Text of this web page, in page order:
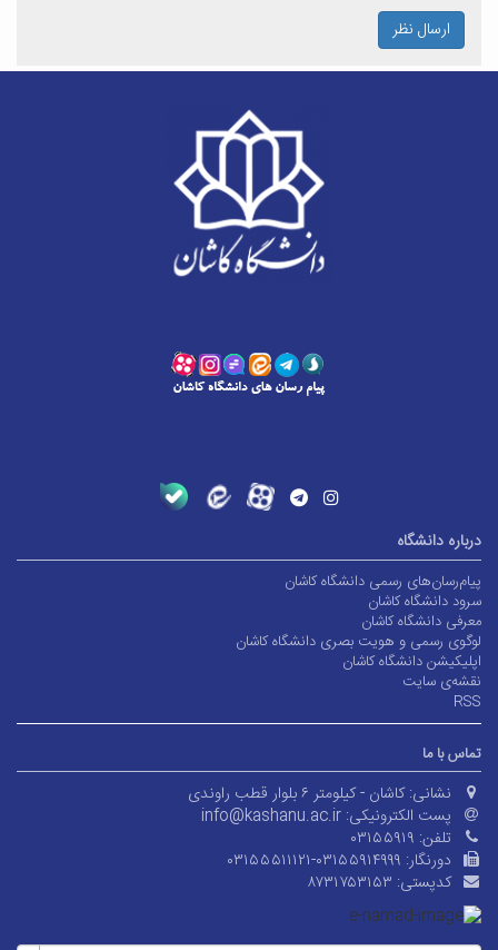
ارسال نظر
درباره دانشگاه
پیام‌رسان‌های رسمی دانشگاه کاشان
سرود دانشگاه کاشان
معرفی دانشگاه کاشان
لوگوی رسمی و هویت بصری دانشگاه کاشان
اپلیکیشن دانشگاه کاشان
نقشه‌ی سایت
RSS
تماس با ما
نشانی: کاشان - کیلومتر ۶ بلوار قطب راوندی
پست الکترونیکی: info@kashanu.ac.ir
تلفن: ۰۳۱۵۵۹۱۹
دورنگار: ۰۳۱۵۵۵۱۱۱۲۱-۰۳۱۵۵۹۱۴۹۹۹
کدپستی: ۸۷۳۱۷۵۳۱۵۳